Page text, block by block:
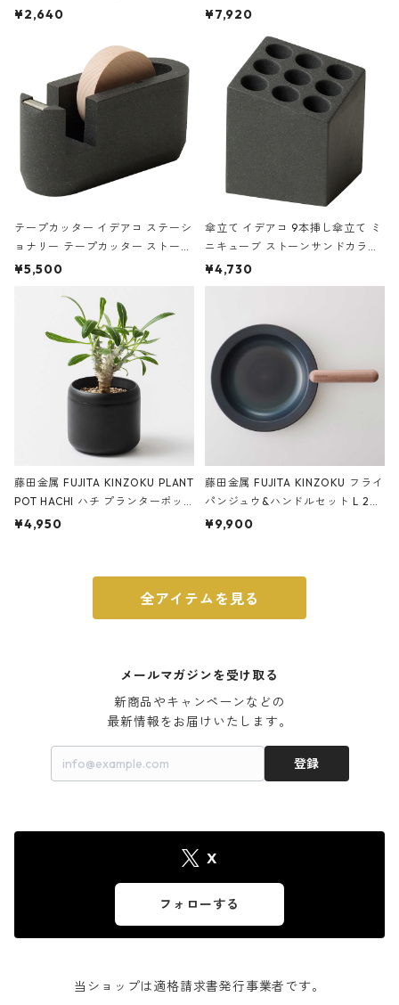
ハードカバー 罫線 ヴァン・ゴッホ
¥2,640
urniture WALL Table B5 ネイビー
¥7,920
テープカッター イデアコ ステーシ
ョナリー テープカッター ストーン
サンドカラー 石調 ideaco Station
¥5,500
傘立て イデアコ 9本挿し傘立て ミ
ニキューブ ストーンサンドカラー
石調 ideaco Umbrella Stand CUB
E ストーンサンドブラック
¥4,730
藤田金属 FUJITA KINZOKU PLANT
POT HACHI ハチ プランターポッ
ト 3号 ブラック
¥4,950
藤田金属 FUJITA KINZOKU フライ
パンジュウ&ハンドルセット L 24c
m ガス火・IH対応 鉄フライパン
¥9,900
全アイテムを見る
メールマガジンを受け取る
新商品やキャンペーンなどの
最新情報をお届けいたします。
登録
X
フォローする
当ショップは適格請求書発行事業者です。